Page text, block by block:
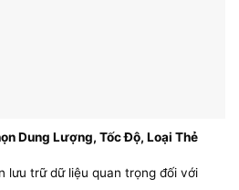
Dung Lượng, Tốc Độ, Loại Thẻ
lưu trữ dữ liệu quan trọng đối với